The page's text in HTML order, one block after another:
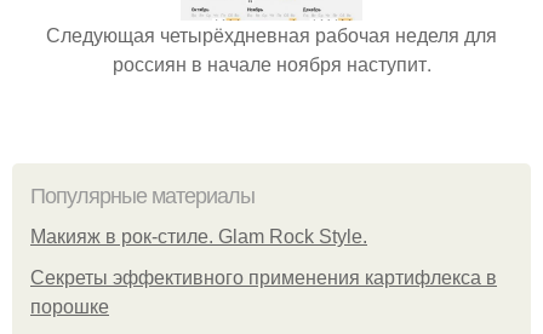
Следующая четырёхдневная рабочая неделя для
россиян в начале ноября наступит.
Популярные материалы
Макияж в рок-стиле. Glam Rock Style.
Секреты эффективного применения картифлекса в
порошке